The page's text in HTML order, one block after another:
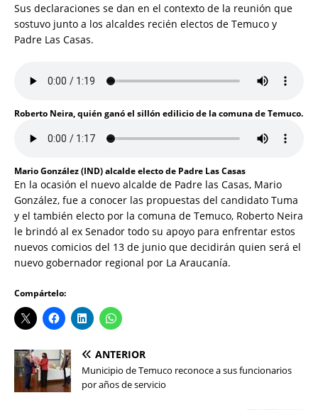
Sus declaraciones se dan en el contexto de la reunión que
sostuvo junto a los alcaldes recién electos de Temuco y
Padre Las Casas.
Roberto Neira, quién ganó el sillón edilicio de la comuna de Temuco.
Mario González (IND) alcalde electo de Padre Las Casas
En la ocasión el nuevo alcalde de Padre las Casas, Mario
González, fue a conocer las propuestas del candidato Tuma
y el también electo por la comuna de Temuco, Roberto Neira
le brindó al ex Senador todo su apoyo para enfrentar estos
nuevos comicios del 13 de junio que decidirán quien será el
nuevo gobernador regional por La Araucanía.
Compártelo:
ANTERIOR
Municipio de Temuco reconoce a sus funcionarios
por años de servicio